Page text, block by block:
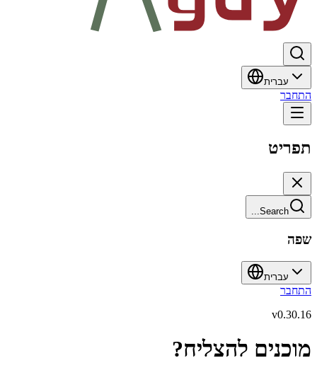
עברית
התחבר
תפריט
Search...
שפה
עברית
התחבר
v0.30.16
מוכנים להצליח?